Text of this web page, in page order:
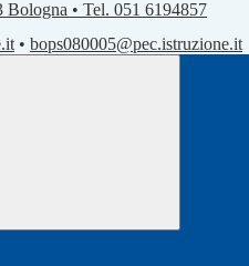
• Tel. 051 6194857
• bops080005@pec.istruzione.it